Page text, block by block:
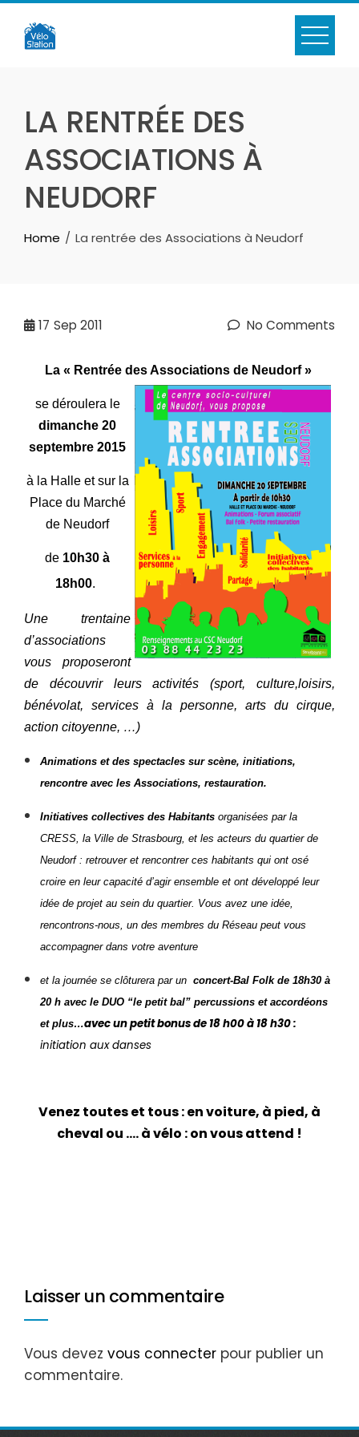
Skip
content
LA RENTRÉE DES
ASSOCIATIONS À
NEUDORF
Home La rentrée des Associations à Neudorf
17 Sep 2011 No Comments
La « Rentrée des Associations de Neudorf »
se déroulera le
dimanche 20
septembre 2015
à la Halle et sur la
Place du Marché
de Neudorf
de 10h30 à
18h00.
Une trentaine
d’associations
vous proposeront
de découvrir leurs activités (sport, culture,loisirs,
bénévolat, services à la personne, arts du cirque,
action citoyenne, …)
Animations et des spectacles sur scène, initiations,
rencontre avec les Associations, restauration.
Initiatives collectives des Habitants organisées par la
CRESS, la Ville de Strasbourg, et les acteurs du quartier de
Neudorf : retrouver et rencontrer ces habitants qui ont osé
croire en leur capacité d’agir ensemble et ont développé leur
idée de projet au sein du quartier. Vous avez une idée,
rencontrons-nous, un des membres du Réseau peut vous
accompagner dans votre aventure
et la journée se clôturera par un concert-Bal Folk de 18h30 à
20 h avec le DUO “le petit bal” percussions et accordéons
et plus…avec un petit bonus de 18 h00 à 18 h30 :
initiation aux danses
Venez toutes et tous : en voiture, à pied, à
cheval ou …. à vélo : on vous attend !
Laisser un commentaire
Vous devez vous connecter pour publier un
commentaire.